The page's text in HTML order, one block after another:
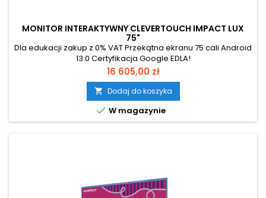
MONITOR INTERAKTYWNY CLEVERTOUCH IMPACT LUX
75"
Dla edukacji zakup z 0% VAT Przekątna ekranu 75 cali Android
13.0 Certyfikacja Google EDLA!
Cena
16 605,00 zł
 Dodaj do koszyka
 W magazynie